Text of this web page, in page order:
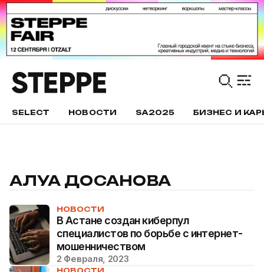
SELECT НОВОСТИ SA2025 БИЗНЕС И
АЛУА ДОСАНОВА
НОВОСТИ
В Астане создан киберпул
специалистов по борьбе с интернет-
мошенничеством
2 Февраля, 2023
НОВОСТИ